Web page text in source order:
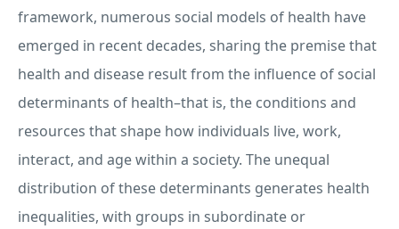
framework, numerous social models of health have
emerged in recent decades, sharing the premise that
health and disease result from the influence of social
determinants of health–that is, the conditions and
resources that shape how individuals live, work,
interact, and age within a society. The unequal
distribution of these determinants generates health
inequalities, with groups in subordinate or